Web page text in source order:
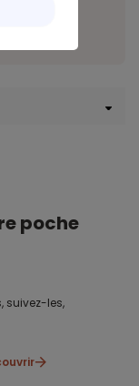
poche
suivez-les,